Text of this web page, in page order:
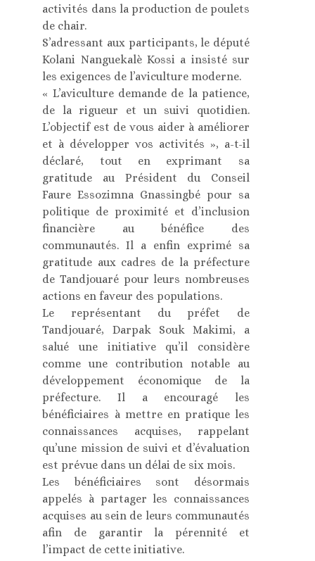
activités dans la production de poulets
de chair.
S’adressant aux participants, le député
Kolani Nanguekalè Kossi a insisté sur
les exigences de l’aviculture moderne.
« L’aviculture demande de la patience,
de la rigueur et un suivi quotidien.
L’objectif est de vous aider à améliorer
et à développer vos activités », a-t-il
déclaré, tout en exprimant sa
gratitude au Président du Conseil
Faure Essozimna Gnassingbé pour sa
politique de proximité et d’inclusion
financière au bénéfice des
communautés. Il a enfin exprimé sa
gratitude aux cadres de la préfecture
de Tandjouaré pour leurs nombreuses
actions en faveur des populations.
Le représentant du préfet de
Tandjouaré, Darpak Souk Makimi, a
salué une initiative qu’il considère
comme une contribution notable au
développement économique de la
préfecture. Il a encouragé les
bénéficiaires à mettre en pratique les
connaissances acquises, rappelant
qu’une mission de suivi et d’évaluation
est prévue dans un délai de six mois.
Les bénéficiaires sont désormais
appelés à partager les connaissances
acquises au sein de leurs communautés
afin de garantir la pérennité et
l’impact de cette initiative.